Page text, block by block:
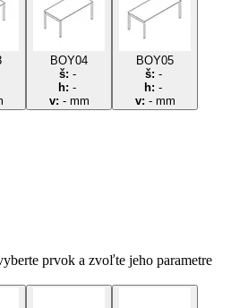
BOY04
š: -
h: -
v: -mm
BOY05
š: -
h: -
v: -mm
prvok a zvoľte jeho parametre